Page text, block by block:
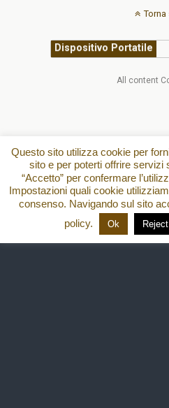
Torna
Dispositivo Portatile
All content
Questo sito utilizza cookie per
sito e per poterti offrire servizi
“Accetto” per confermare
Impostazioni quali cookie
consenso. Navigando sul sito
policy.
Ok Reject